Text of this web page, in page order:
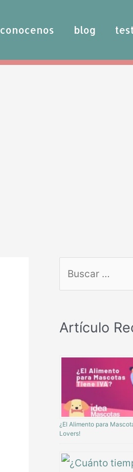
conocenos blog
Artículo
¿El Alimento para
Lovers!